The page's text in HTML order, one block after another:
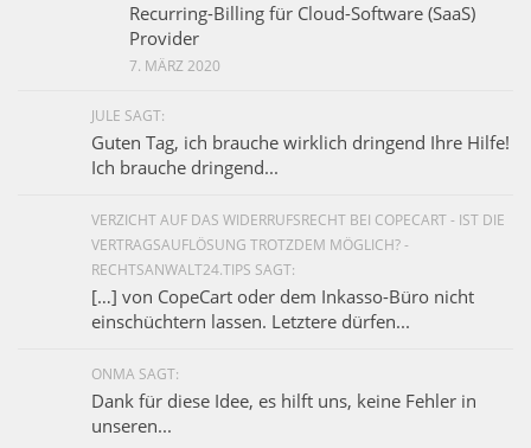
Recurring-Billing für Cloud-Software (SaaS)
Provider
7. MÄRZ 2020
JULE SAGT:
Guten Tag, ich brauche wirklich dringend Ihre Hilfe!
Ich brauche dringend...
VERZICHT AUF DAS WIDERRUFSRECHT BEI COPECART - IST DIE
VERTRAGSAUFLÖSUNG TROTZDEM MÖGLICH? -
RECHTSANWALT24.TIPS SAGT:
[…] von CopeCart oder dem Inkasso-Büro nicht
einschüchtern lassen. Letztere dürfen...
ONMA SAGT:
Dank für diese Idee, es hilft uns, keine Fehler in
unseren...